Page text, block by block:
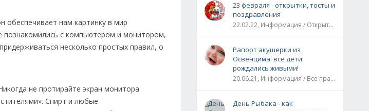
нам картинку в мир
познакомились с компьютером и монитором,
несколько простых правил, о
не протирайте экран монитора
Спирт и любые
23 февраля - открытки, тосты и
поздравления
22.02.22, Информация / Открытки / Все праздники
Рапорт акушерки из
Освенцима: все дети
рождались живыми!
20.06.21, Информация / Все праздники / Рассказы и истории
День Рыбака - как